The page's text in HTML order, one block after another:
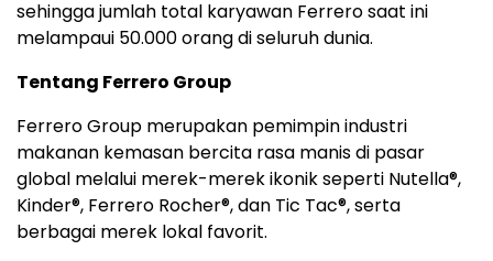
sehingga jumlah total karyawan Ferrero saat ini
melampaui 50.000 orang di seluruh dunia.
Tentang Ferrero Group
Ferrero Group merupakan pemimpin industri
makanan kemasan bercita rasa manis di pasar
global melalui merek-merek ikonik seperti Nutella®,
Kinder®, Ferrero Rocher®, dan Tic Tac®, serta
berbagai merek lokal favorit.